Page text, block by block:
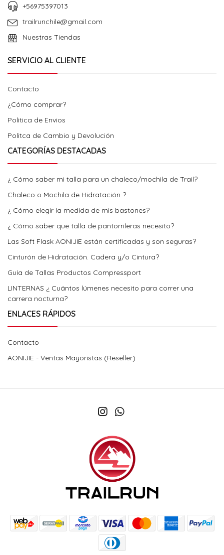
+56975397013
trailrunchile@gmail.com
Nuestras Tiendas
SERVICIO AL CLIENTE
Contacto
¿Cómo comprar?
Politica de Envios
Politca de Cambio y Devolución
CATEGORÍAS DESTACADAS
¿ Cómo saber mi talla para un chaleco/mochila de Trail?
Chaleco o Mochila de Hidratación ?
¿ Cómo elegir la medida de mis bastones?
¿ Cómo saber que talla de pantorrileras necesito?
Las Soft Flask AONIJIE están certificadas y son seguras?
Cinturón de Hidratación. Cadera y/o Cintura?
Guía de Tallas Productos Compressport
LINTERNAS ¿ Cuántos lúmenes necesito para correr una
carrera nocturna?
ENLACES RÁPIDOS
Contacto
AONIJIE - Ventas Mayoristas (Reseller)